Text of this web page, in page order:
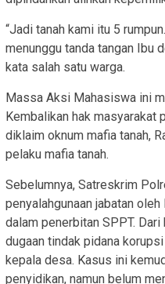
“Jadi tanah kami itu 5
menunggu tanda tangan Ibu
kata salah satu warga.
Massa Aksi Mahasiswa ini
Kembalikan hak masyarakat
diklaim oknum mafia tanah,
pelaku mafia tanah.
Sebelumnya, Satreskrim
penyalahgunaan jabatan
dalam penerbitan SPPT.
dugaan tindak pidana
kepala desa. Kasus ini
penyidikan, namun belum